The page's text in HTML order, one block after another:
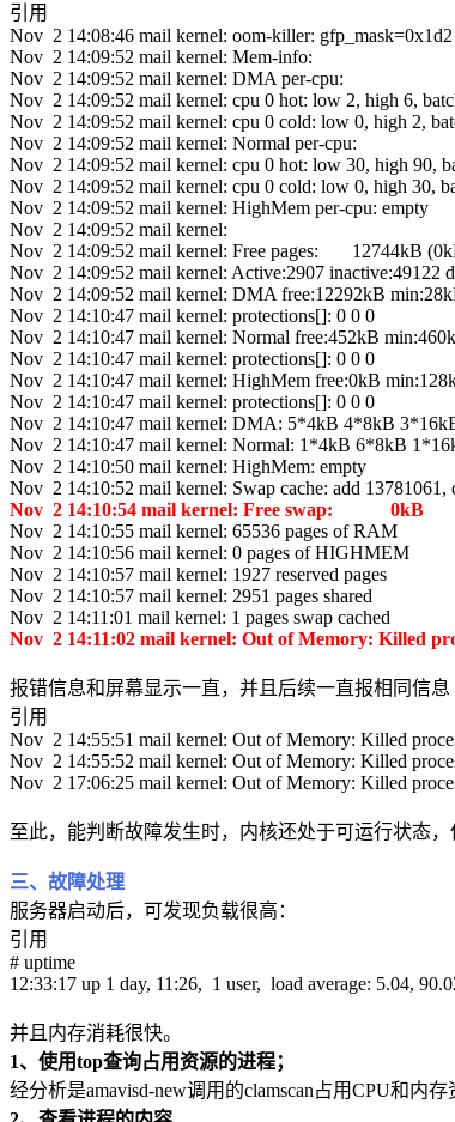
引用
Nov 2 14:08:46 mail kernel: oom-killer: gfp_mask=0x1d2
Nov 2 14:09:52 mail kernel: Mem-info:
Nov 2 14:09:52 mail kernel: DMA per-cpu:
Nov 2 14:09:52 mail kernel: cpu 0 hot: low 2, high 6,
Nov 2 14:09:52 mail kernel: cpu 0 cold: low 0, high 2,
Nov 2 14:09:52 mail kernel: Normal per-cpu:
Nov 2 14:09:52 mail kernel: cpu 0 hot: low 30, high 90,
Nov 2 14:09:52 mail kernel: cpu 0 cold: low 0, high 30,
Nov 2 14:09:52 mail kernel: HighMem per-cpu: empty
Nov 2 14:09:52 mail kernel:
Nov 2 14:09:52 mail kernel: Free pages: 12744kB
Nov 2 14:09:52 mail kernel: Active:2907 inactive:49122
Nov 2 14:09:52 mail kernel: DMA free:12292kB
Nov 2 14:10:47 mail kernel: protections[]: 0 0 0
Nov 2 14:10:47 mail kernel: Normal free:452kB
Nov 2 14:10:47 mail kernel: protections[]: 0 0 0
Nov 2 14:10:47 mail kernel: HighMem free:0kB
Nov 2 14:10:47 mail kernel: protections[]: 0 0 0
Nov 2 14:10:47 mail kernel: DMA: 5*4kB 4*8kB
Nov 2 14:10:47 mail kernel: Normal: 1*4kB 6*8kB
Nov 2 14:10:50 mail kernel: HighMem: empty
Nov 2 14:10:52 mail kernel: Swap cache: add
Nov 2 14:10:54 mail kernel: Free swap: 0kB
Nov 2 14:10:55 mail kernel: 65536 pages of RAM
Nov 2 14:10:56 mail kernel: 0 pages of HIGHMEM
Nov 2 14:10:57 mail kernel: 1927 reserved pages
Nov 2 14:10:57 mail kernel: 2951 pages shared
Nov 2 14:11:01 mail kernel: 1 pages swap cached
Nov 2 14:11:02 mail kernel: Out of Memory: Killed
报错信息和屏幕显示一直，并且后续一直报相同信息
引用
Nov 2 14:55:51 mail kernel: Out of Memory: Killed
Nov 2 14:55:52 mail kernel: Out of Memory: Killed
Nov 2 17:06:25 mail kernel: Out of Memory: Killed
至此，能判断故障发生时，内核还处于可运行状态
三、故障处理
服务器启动后，可发现负载很高：
引用
# uptime
12:33:17 up 1 day, 11:26, 1 user, load average: 5.04,
并且内存消耗很快。
1、使用top查询占用资源的进程；
经分析是amavisd-new调用的clamscan占用CPU和内